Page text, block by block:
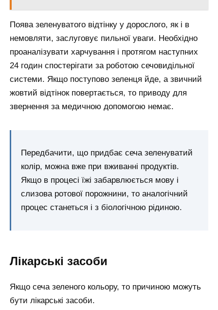
Поява зеленуватого відтінку у дорослого, як і в
немовляти, заслуговує пильної уваги. Необхідно
проаналізувати харчування і протягом наступних
24 годин спостерігати за роботою сечовидільної
системи. Якщо поступово зеленця йде, а звичний
жовтий відтінок повертається, то приводу для
звернення за медичною допомогою немає.
Передбачити, що придбає сеча зеленуватий
колір, можна вже при вживанні продуктів.
Якщо в процесі їжі забарвлюється мову і
слизова ротової порожнини, то аналогічний
процес станеться і з біологічною рідиною.
Лікарські засоби
Якщо сеча зеленого кольору, то причиною можуть
бути лікарські засоби.